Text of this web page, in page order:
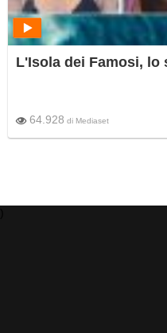
L'Isola dei Famosi,
64.928 di Mediaset